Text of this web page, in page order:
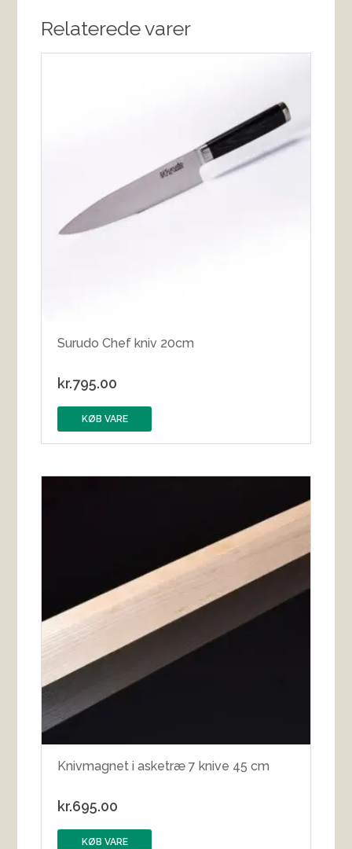
Relaterede varer
Surudo Chef kniv 20cm
kr.795.00
KØB VARE
Knivmagnet i asketræ 7 knive 45 cm
kr.695.00
KØB VARE